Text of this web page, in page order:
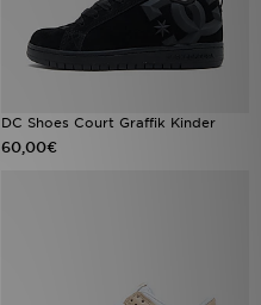
DC Shoes Court Graffik Kinder
60,00€